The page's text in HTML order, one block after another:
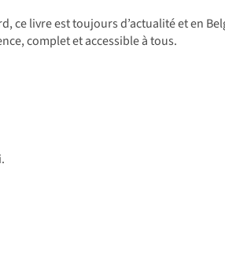
ce livre est toujours d’actualité et en
complet et accessible à tous.